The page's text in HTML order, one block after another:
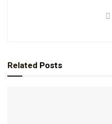
Related Posts